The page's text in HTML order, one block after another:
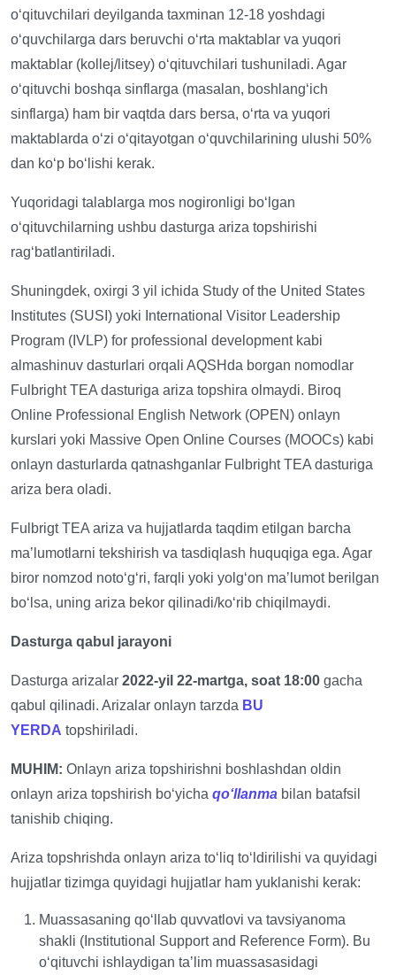
oʻqituvchilari deyilganda taxminan 12-18 yoshdagi
oʻquvchilarga dars beruvchi oʻrta maktablar va yuqori
maktablar (kollej/litsey) oʻqituvchilari tushuniladi. Agar
oʻqituvchi boshqa sinflarga (masalan, boshlangʻich
sinflarga) ham bir vaqtda dars bersa, oʻrta va yuqori
maktablarda oʻzi oʻqitayotgan oʻquvchilarining ulushi 50%
dan koʻp boʻlishi kerak.
Yuqoridagi talablarga mos nogironligi boʻlgan
oʻqituvchilarning ushbu dasturga ariza topshirishi
ragʻbatlantiriladi.
Shuningdek, oxirgi 3 yil ichida Study of the United States
Institutes (SUSI) yoki International Visitor Leadership
Program (IVLP) for professional development kabi
almashinuv dasturlari orqali AQSHda borgan nomodlar
Fulbright TEA dasturiga ariza topshira olmaydi. Biroq
Online Professional English Network (OPEN) onlayn
kurslari yoki Massive Open Online Courses (MOOCs) kabi
onlayn dasturlarda qatnashganlar Fulbright TEA dasturiga
ariza bera oladi.
Fulbrigt TEA ariza va hujjatlarda taqdim etilgan barcha
maʼlumotlarni tekshirish va tasdiqlash huquqiga ega. Agar
biror nomzod notoʻgʻri, farqli yoki yolgʻon maʼlumot berilgan
boʻlsa, uning ariza bekor qilinadi/koʻrib chiqilmaydi.
Dasturga qabul jarayoni
Dasturga arizalar 2022-yil 22-martga, soat 18:00 gacha
qabul qilinadi. Arizalar onlayn tarzda BU
YERDA topshiriladi.
MUHIM: Onlayn ariza topshirishni boshlashdan oldin
onlayn ariza topshirish boʻyicha qoʻllanma bilan batafsil
tanishib chiqing.
Ariza topshrishda onlayn ariza toʻliq toʻldirilishi va quyidagi
hujjatlar tizimga quyidagi hujjatlar ham yuklanishi kerak:
Muassasaning qoʻllab quvvatlovi va tavsiyanoma
shakli (Institutional Support and Reference Form). Bu
oʻqituvchi ishlaydigan taʼlim muassasasidagi